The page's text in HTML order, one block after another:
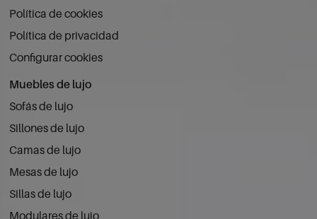
Política de cookies
Política de privacidad
Configurar cookies
Muebles de lujo
Sofás de lujo
Sillones de lujo
Camas de lujo
Mesas de lujo
Sillas de lujo